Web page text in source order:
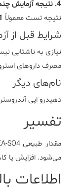
4. نتیجه آزمایش چند روز بعد آماده می‌شود؟
نتیجه تست معمولاً 1 تا 2
شرایط قبل از
مصرف داروهای
نام‌های دیگر
دهیدرو اپی
تفسیر
می‌شود. افزایش یا
اطلاعات